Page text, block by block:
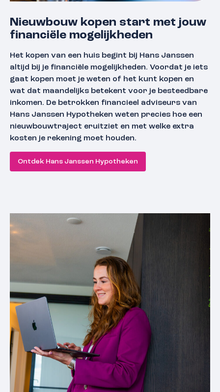
Nieuwbouw kopen start met jouw
financiële mogelijkheden
Het kopen van een huis begint bij Hans Janssen
altijd bij je financiële mogelijkheden. Voordat je iets
gaat kopen moet je weten of het kunt kopen en
wat dat maandelijks betekent voor je besteedbare
inkomen. De betrokken financieel adviseurs van
Hans Janssen Hypotheken weten precies hoe een
nieuwbouwtraject eruitziet en met welke extra
kosten je rekening moet houden.
Ontdek Hans Janssen Hypotheken